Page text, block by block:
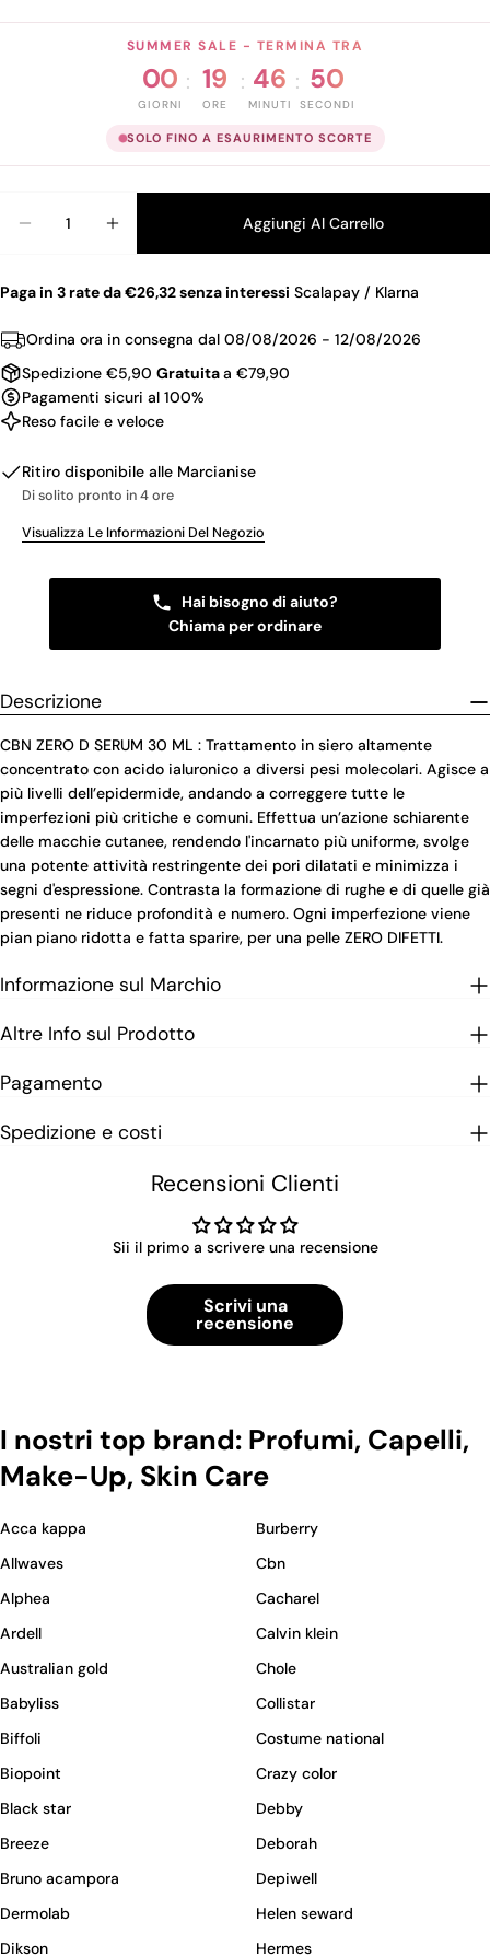
SUMMER SALE - TERMINA TRA
00
GIORNI
: 19
ORE
: 46
MINUTI
: 49
SECONDI
SOLO FINO A ESAURIMENTO SCORTE
Diminuisci La Quantità Per CBN ZERO D SERUM
Aumenta La Quantità Per CBN ZERO D
Aggiungi Al Carrello
Paga in 3 rate da €26,32 senza interessi Scalapay / Klarna
Ordina ora in consegna dal 08/08/2026 - 12/08/2026
Spedizione €5,90 Gratuitaa €79,90
Pagamenti sicuri al 100%
Reso facile e veloce
Ritiro disponibile alle Marcianise
Di solito pronto in 4 ore
Visualizza Le Informazioni Del Negozio
Hai bisogno di aiuto?
Chiama per ordinare
Descrizione
CBN ZERO D SERUM 30 ML : Trattamento in siero altamente
concentrato con acido ialuronico a diversi pesi molecolari. Agisce a
più livelli dell’epidermide, andando a correggere tutte le
imperfezioni più critiche e comuni. Effettua un’azione schiarente
delle macchie cutanee, rendendo l'incarnato più uniforme, svolge
una potente attività restringente dei pori dilatati e minimizza i
segni d'espressione. Contrasta la formazione di rughe e di quelle già
presenti ne riduce profondità e numero. Ogni imperfezione viene
pian piano ridotta e fatta sparire, per una pelle ZERO DIFETTI.
Informazione sul Marchio
Altre Info sul Prodotto
Pagamento
Spedizione e costi
Recensioni Clienti
Sii il primo a scrivere una recensione
Scrivi una
recensione
I nostri top brand: Profumi, Capelli,
Make-Up, Skin Care
Acca kappa
Allwaves
Alphea
Ardell
Australian gold
Babyliss
Biffoli
Biopoint
Black star
Breeze
Bruno acampora
Burberry
Cbn
Cacharel
Calvin klein
Chole
Collistar
Costume national
Crazy color
Debby
Deborah
Depiwell
Dermolab
Dikson
Helen seward
Hermes